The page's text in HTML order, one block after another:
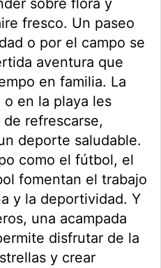
sobre flora y
fresco. Un paseo
o por el campo se
aventura que
en familia. La
en la playa les
refrescarse,
deporte saludable.
como el fútbol, el
fomentan el trabajo
y la deportividad. Y
una acampada
disfrutar de la
y crear